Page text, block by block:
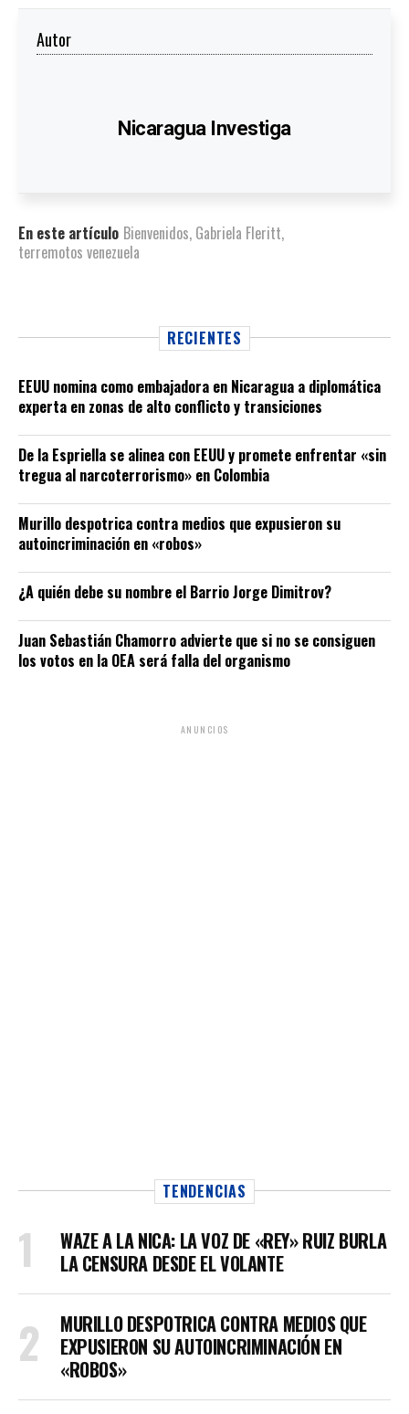
Autor
Nicaragua Investiga
En este artículo Bienvenidos, Gabriela Fleritt,
terremotos venezuela
RECIENTES
EEUU nomina como embajadora en Nicaragua a diplomática
experta en zonas de alto conflicto y transiciones
De la Espriella se alinea con EEUU y promete enfrentar «sin
tregua al narcoterrorismo» en Colombia
Murillo despotrica contra medios que expusieron su
autoincriminación en «robos»
¿A quién debe su nombre el Barrio Jorge Dimitrov?
Juan Sebastián Chamorro advierte que si no se consiguen
los votos en la OEA será falla del organismo
ANUNCIOS
TENDENCIAS
WAZE A LA NICA: LA VOZ DE «REY» RUIZ BURLA
LA CENSURA DESDE EL VOLANTE
MURILLO DESPOTRICA CONTRA MEDIOS QUE
EXPUSIERON SU AUTOINCRIMINACIÓN EN
«ROBOS»